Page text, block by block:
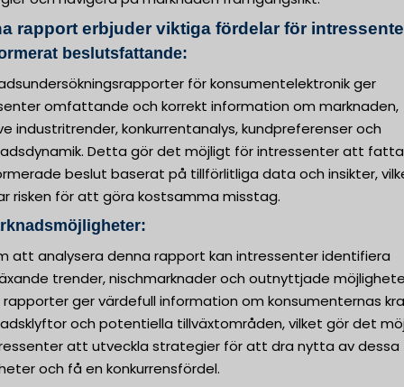
rapport erbjuder viktiga fördelar för
beslutsfattande:
för konsumentelektronik ger
omfattande och korrekt information om marknaden,
industritrender, konkurrentanalys, kundpreferenser och
Detta gör det möjligt för intressenter att fatta
beslut baserat på tillförlitliga data och insikter,
risken för att göra kostsamma misstag.
att analysera denna rapport kan intressenter identifiera
trender, nischmarknader och outnyttjade
rapporter ger värdefull information om konsumenternas
och potentiella tillväxtområden, vilket gör det
att utveckla strategier för att dra nytta av dessa
och få en konkurrensfördel.